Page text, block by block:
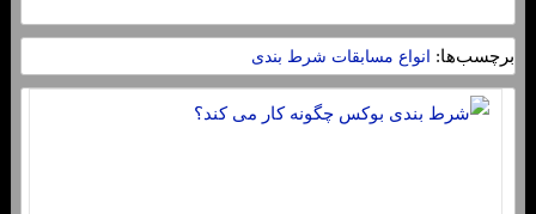
برچسب‌ها: انواع مسابقات شرط بندی